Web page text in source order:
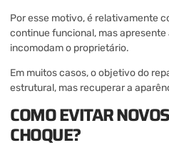
Por esse motivo, é relativamente
continue funcional, mas
incomodam o proprietário.
Em muitos casos, o objetivo do
estrutural, mas recuperar a
COMO EVITAR
CHOQUE?